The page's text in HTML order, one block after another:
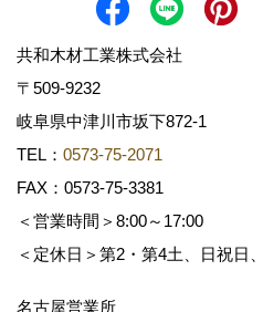
共和木材工業株式会社
〒509-9232
岐阜県中津川市坂下872‐1
TEL： 0573-75-2071
FAX：0573-75-3381
＜営業時間＞8:00～17:00
＜定休日＞第2・第4土、日祝日
名古屋営業所